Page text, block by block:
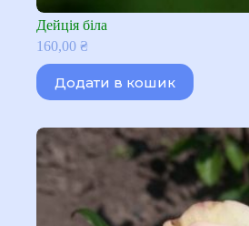
Дейція біла
160,00 ₴
Додати в кошик